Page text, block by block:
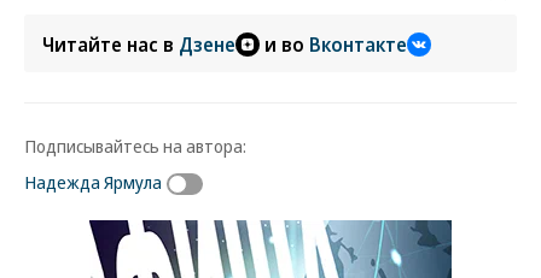
Читайте нас в Дзене и во Вконтакте
Подписывайтесь на автора:
Надежда Ярмула